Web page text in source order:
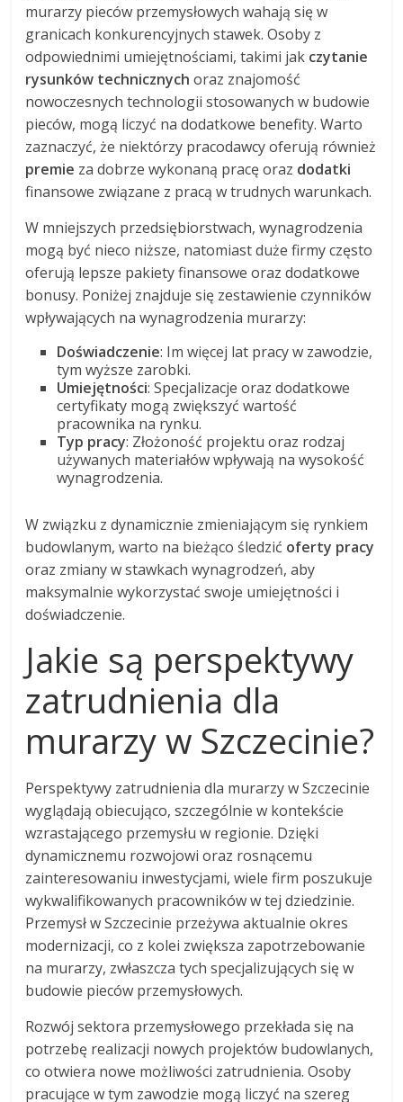
murarzy pieców przemysłowych wahają się w
granicach konkurencyjnych stawek. Osoby z
odpowiednimi umiejętnościami, takimi jak czytanie
rysunków technicznych oraz znajomość
nowoczesnych technologii stosowanych w budowie
pieców, mogą liczyć na dodatkowe benefity. Warto
zaznaczyć, że niektórzy pracodawcy oferują również
premie za dobrze wykonaną pracę oraz dodatki
finansowe związane z pracą w trudnych warunkach.
W mniejszych przedsiębiorstwach, wynagrodzenia
mogą być nieco niższe, natomiast duże firmy często
oferują lepsze pakiety finansowe oraz dodatkowe
bonusy. Poniżej znajduje się zestawienie czynników
wpływających na wynagrodzenia murarzy:
Doświadczenie: Im więcej lat pracy w zawodzie,
tym wyższe zarobki.
Umiejętności: Specjalizacje oraz dodatkowe
certyfikaty mogą zwiększyć wartość
pracownika na rynku.
Typ pracy: Złożoność projektu oraz rodzaj
używanych materiałów wpływają na wysokość
wynagrodzenia.
W związku z dynamicznie zmieniającym się rynkiem
budowlanym, warto na bieżąco śledzić oferty pracy
oraz zmiany w stawkach wynagrodzeń, aby
maksymalnie wykorzystać swoje umiejętności i
doświadczenie.
Jakie są perspektywy
zatrudnienia dla
murarzy w Szczecinie?
Perspektywy zatrudnienia dla murarzy w Szczecinie
wyglądają obiecująco, szczególnie w kontekście
wzrastającego przemysłu w regionie. Dzięki
dynamicznemu rozwojowi oraz rosnącemu
zainteresowaniu inwestycjami, wiele firm poszukuje
wykwalifikowanych pracowników w tej dziedzinie.
Przemysł w Szczecinie przeżywa aktualnie okres
modernizacji, co z kolei zwiększa zapotrzebowanie
na murarzy, zwłaszcza tych specjalizujących się w
budowie pieców przemysłowych.
Rozwój sektora przemysłowego przekłada się na
potrzebę realizacji nowych projektów budowlanych,
co otwiera nowe możliwości zatrudnienia. Osoby
pracujące w tym zawodzie mogą liczyć na szereg